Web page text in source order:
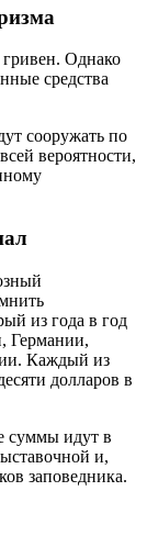
Однако
средства
сооружать по
вероятности,
из года в год
Германии,
Каждый из
долларов в
суммы идут в
и,
заповедника.